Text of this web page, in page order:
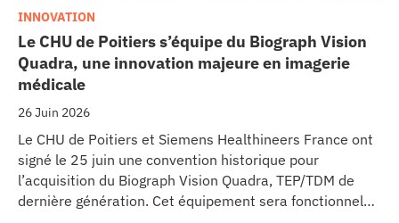
Le CHU de Poitiers s’équipe du Biograph Vision
Quadra, une innovation majeure en imagerie
médicale
26 Juin 2026
INNOVATION
Le CHU de Poitiers et Siemens Healthineers France ont
signé le 25 juin une convention historique pour
l’acquisition du Biograph Vision Quadra, TEP/TDM de
dernière génération. Cet équipement sera fonctionnel